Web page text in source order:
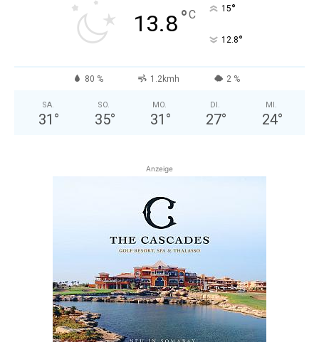
13.8°C 15°
12.8°
80 % 1.2kmh 2 %
SA.
31 °
SO.
35°
MO.
31 °
DI.
27°
MI.
24°
Anzeige